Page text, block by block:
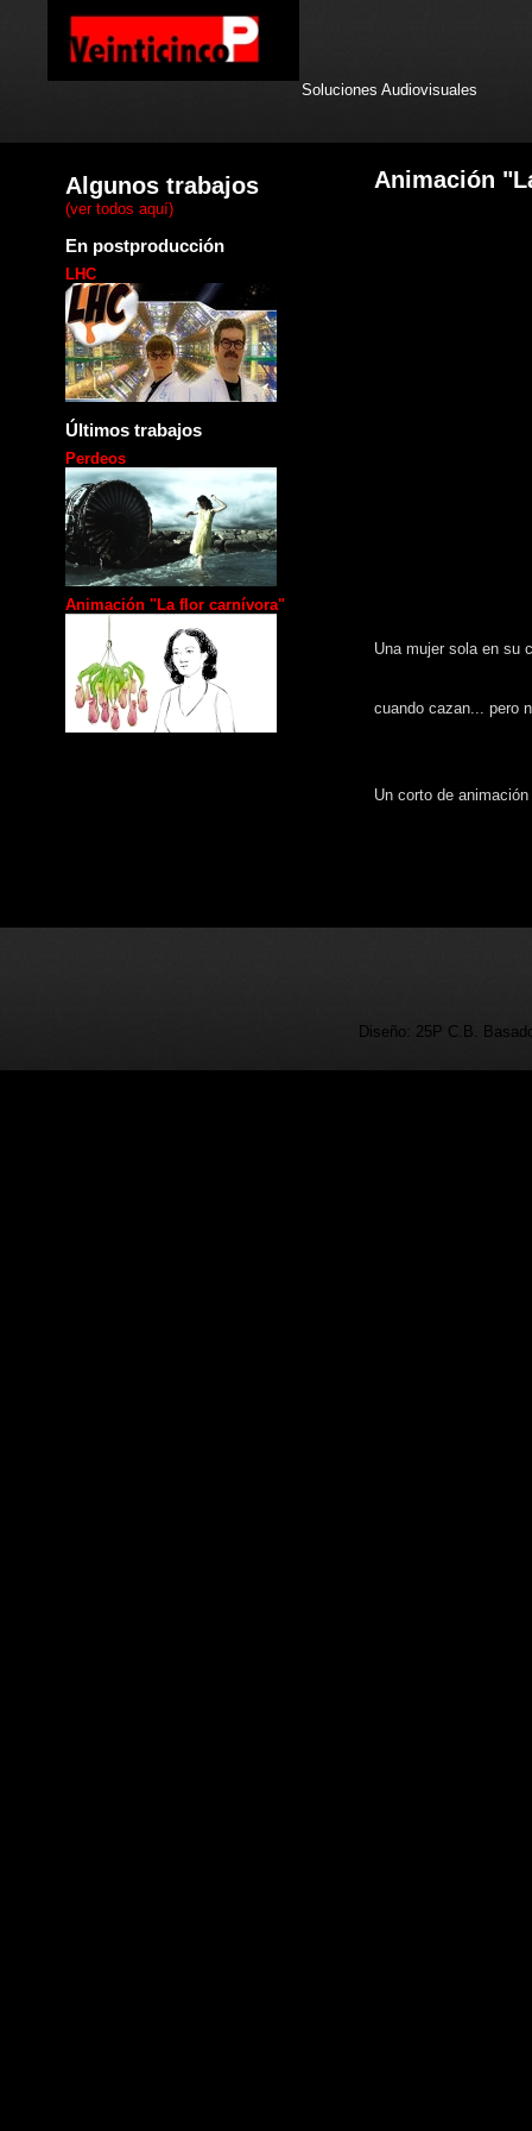
Soluciones Audiovisuales
Animación
Una mujer sola en su
cuando cazan... pero
Un corto de
Algunos trabajos
(ver todos aquí)
En postproducción
LHC
Últimos trabajos
Perdeos
Animación "La flor carnívora"
Diseño: 25P C.B.